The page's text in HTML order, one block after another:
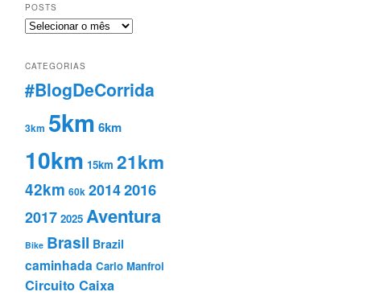
POSTS
Posts
CATEGORIAS
#BlogDeCorrida
3km 5km 6km
10km 15km 21km
42km 60k 20142016
2017 2025 Aventura
Bike Brasil Brazil
caminhada Carlo Manfroi
Circuito Caixa